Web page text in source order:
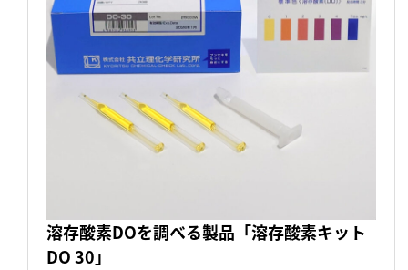
溶存酸素DOを調べる製品「溶存酸素キット
DO 30」